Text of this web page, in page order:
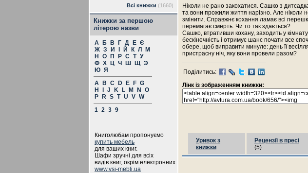
Всі книжки (1660)
Книжки за першою
літерою назви
А Б В Г Д Е Є
Ж З И Й К Л
М
Н
О П Р С Т У
Ф Х Ц Ч Ш Щ Э
Ю Я
A
B C D E F G
H
J K L M N
O
P
R S T U V W
1 2 3 9
Книголюбам пропонуємо
купить мебель
для ваших книг.
Шафи зручні для всіх
видів книг, окрім електронних.
www.vsi-mebli.ua
Ніколи не рано закохатися. Сашко з
та вони прожили життя нарізно. Але ніколи
змінити. Справжнє кохання ламає всі
перемагає смерть. Чи то так здається?
Сашко, втративши кохану, заходить у
бескінечність і отримує шанс почати все
обере, щоб виправити минуле: день її
пристрасну ніч, яку вони провели разом?
Поділитись:
Лінк із зображенням книжки:
Уривок з
книжки
Рецензії в пресі
(5)